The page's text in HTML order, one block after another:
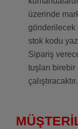
üzerinde
gönderilecek
stok kodu
Sipariş
tuşları birebir
çalıştıracaktır.